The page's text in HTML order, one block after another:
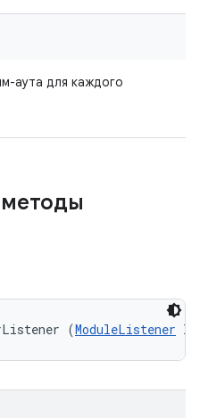
аута для каждого
(ModuleListener